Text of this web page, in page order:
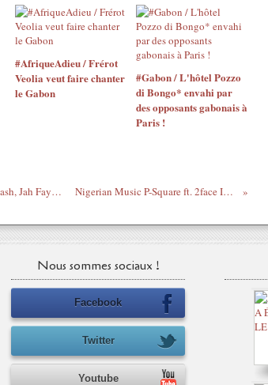
#AfriqueAdieu / Frérot
Veolia veut faire chanter
le Gabon
#Gabon / L'hôtel Pozzo
di Bongo* envahi par
des opposants gabonais à
Paris !
DJ Mike One, J-mi Sissoko, X-Man, Admiral T, Kalash, Jah Faya & Maylan : Viens Wayner Nigerian Music P-Square ft. 2face Idibia - Possibility
Nous sommes sociaux !
Facebook
Twitter
Youtube